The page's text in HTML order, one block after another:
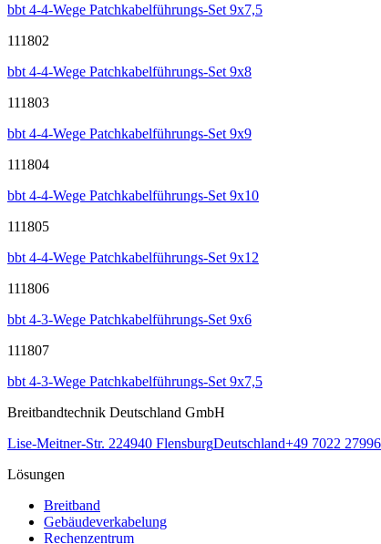
bbt 4-4-Wege Patchkabelführungs-Set 9x7,5
111802
bbt 4-4-Wege Patchkabelführungs-Set 9x8
111803
bbt 4-4-Wege Patchkabelführungs-Set 9x9
111804
bbt 4-4-Wege Patchkabelführungs-Set 9x10
111805
bbt 4-4-Wege Patchkabelführungs-Set 9x12
111806
bbt 4-3-Wege Patchkabelführungs-Set 9x6
111807
bbt 4-3-Wege Patchkabelführungs-Set 9x7,5
Breitbandtechnik Deutschland GmbH
Lise-Meitner-Str. 224940 FlensburgDeutschland+49 7022
Lösungen
Breitband
Gebäudeverkabelung
Rechenzentrum